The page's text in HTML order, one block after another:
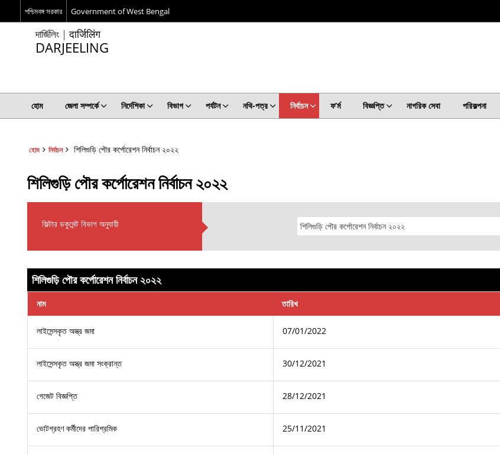
পশ্চিমবঙ্গ সরকার Government of West Bengal
দার্জিলিং | दार्जिलिंग
DARJEELING
হোম জেলা সম্পর্কে নির্দেশিকা বিভাগ পর্যটন নথি-পত্র নির্বাচন ফ’ৰ্ম বিজ্ঞপ্তি নাগরিক সেবা পরিকল্পনা
হোম নির্বাচন শিলিগুড়ি পৌর কর্পোরেশন নির্বাচন ২০২২
শিলিগুড়ি পৌর কর্পোরেশন নির্বাচন ২০২২
ফিল্টার ডকুমেন্ট বিভাগ অনুযায়ী
শিলিগুড়ি পৌর কর্পোরেশন নির্বাচন ২০২২
নাম তারিখ
লাইসেন্সকৃত অস্ত্র জমা 07/01/2022
লাইসেন্সকৃত অস্ত্র জমা সংক্রান্ত 30/12/2021
গেজেট বিজ্ঞপ্তি 28/12/2021
ভোটগ্রহণ কর্মীদের পারিশ্রমিক 25/11/2021